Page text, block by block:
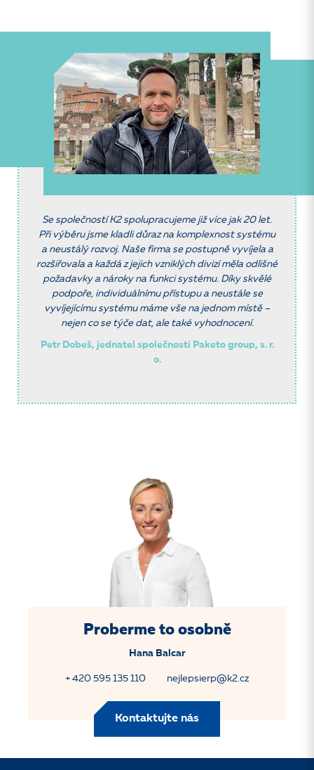
Se společností K2 spolupracujeme již více jak 20 let.
Při výběru jsme kladli důraz na komplexnost systému
a neustálý rozvoj. Naše firma se postupně vyvíjela a
rozšiřovala a každá z jejich vzniklých divizí měla odlišné
požadavky a nároky na funkci systému. Díky skvělé
podpoře, individuálnímu přístupu a neustále se
vyvíjejícímu systému máme vše na jednom místě –
nejen co se týče dat, ale také vyhodnocení.
Petr Dobeš, jednatel společnosti Paketo group, s. r.
o.
Proberme to osobně
Hana Balcar
+ 420 595 135 110 nejlepsierp@k2.cz
Kontaktujte nás